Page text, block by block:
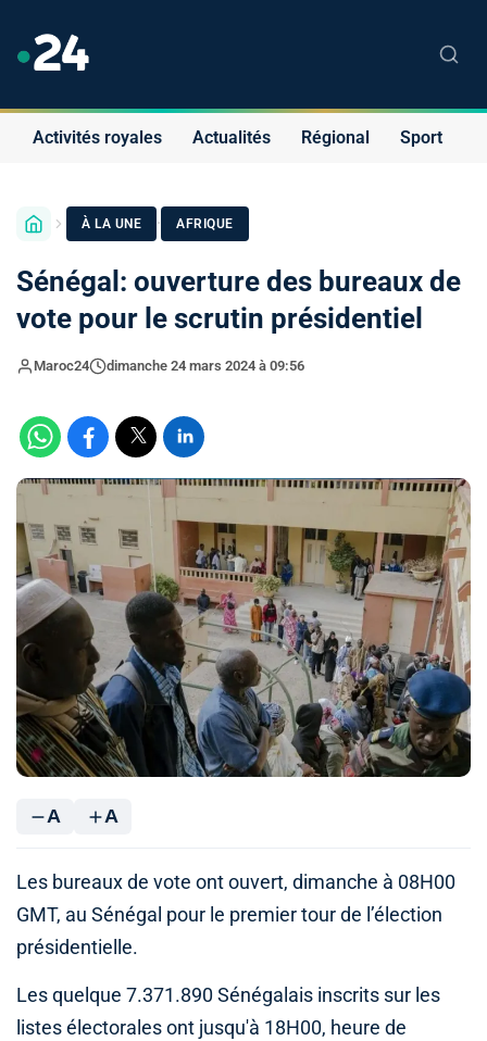
Activités royales Actualités Régional Sport
À LA UNE · AFRIQUE
Sénégal: ouverture des bureaux de
vote pour le scrutin présidentiel
Maroc24 dimanche 24 mars 2024 à 09:56
A A
Les bureaux de vote ont ouvert, dimanche à 08H00
GMT, au Sénégal pour le premier tour de l’élection
présidentielle.
Les quelque 7.371.890 Sénégalais inscrits sur les
listes électorales ont jusqu'à 18H00, heure de